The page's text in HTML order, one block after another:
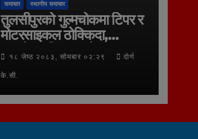
समाचार स्थानीय समाचार
तुलसीपुरको गुल्मचोकमा टिपर र
मोटरसाइकल ठोक्किदा,
बावुछोरा गम्भिर घाइते,
नेपालगन्ज रिफर
१८ जेष्ठ २०८३, सोमबार ०२:२९ दोर्ण
के.सी.